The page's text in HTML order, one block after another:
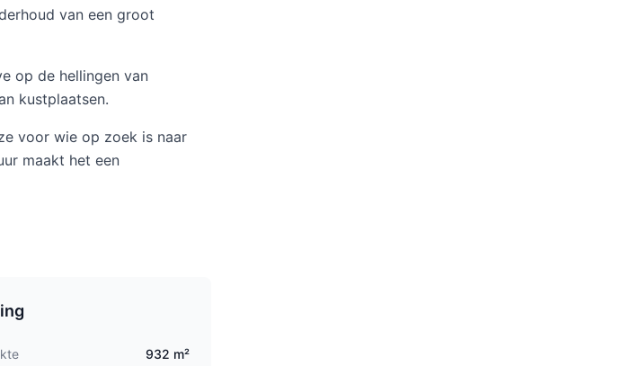
van een groot
op de hellingen van
kustplaatsen.
voor wie op zoek is naar
maakt het een
932 m²